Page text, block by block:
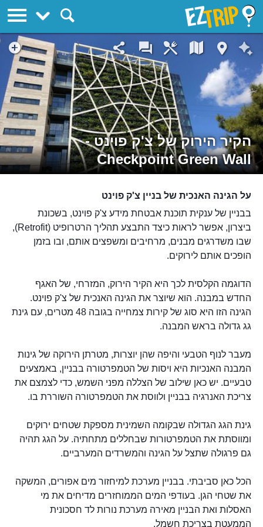
הקיר הירוק של צ'ק פוינט -
Checkpoint Green Wall
על הגינה האנכית של בניין צ'ק פוינט
בבניין של ענקית תוכנת אבטחת מידע צ'ק פוינט, בשכונת
ביצרון, אפשר לראות כיצד התבצע תהליך הרטרופיט (Retrofit),
שבו משדרגים מבנים, מרחיבים ומשפצים אותם, ובו בזמן
הופכים אותם לירוקים.
הדוגמה הקלסית לכך היא הקיר הירוק, המזרחי, של האגף
החדש במבנה. הוא שיוצר את הגינה האנכית של צ'ק פוינט.
הגינה הזו היא סוג של קירות צמחייה בגובה 48 מטרים, עם גינת
גג גדולה בראש המבנה.
מעבר לנוף הטבעי והיפה שהן יוצרות, מטרתן הירוקה של גינות
המבנה האנכיות היא ויסות של הטמפרטורה בבניין, באמצעים
טבעיים. יש כאן שילוב של הצללה מפני השמש, כדי לצמצם את
צריכת האנרגיה בבניין ולווסת את הטמפרטורה השוררת בו.
גינת הגג הגדולה שבקומה השמינית מספקת שטחים ירוקים
ומווסתת את הטמפרטורות שבחללים מתחתיה. על הגג תהיה
גם פרגולה שתצל על הגינה והמשרדים המערביים.
הכל כאן סביבתי. בבניין מערכת למיחזור מים אפורים, המשקה
את שטחי הגן. בעודפי המים הממוחזרים מדיחים את מי
האסלות ואת הבניין מאירה מערכת נורות לד חסכונית
הממעטת בצריכת חשמל.
EZTrip